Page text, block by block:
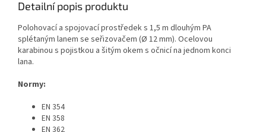
Detailní popis produktu
Polohovací a spojovací prostředek s 1,5 m dlouhým PA
splétaným lanem se seřizovačem (Ø 12 mm). Ocelovou
karabinou s pojistkou a šitým okem s očnicí na jednom konci
lana.
Normy:
EN 354
EN 358
EN 362